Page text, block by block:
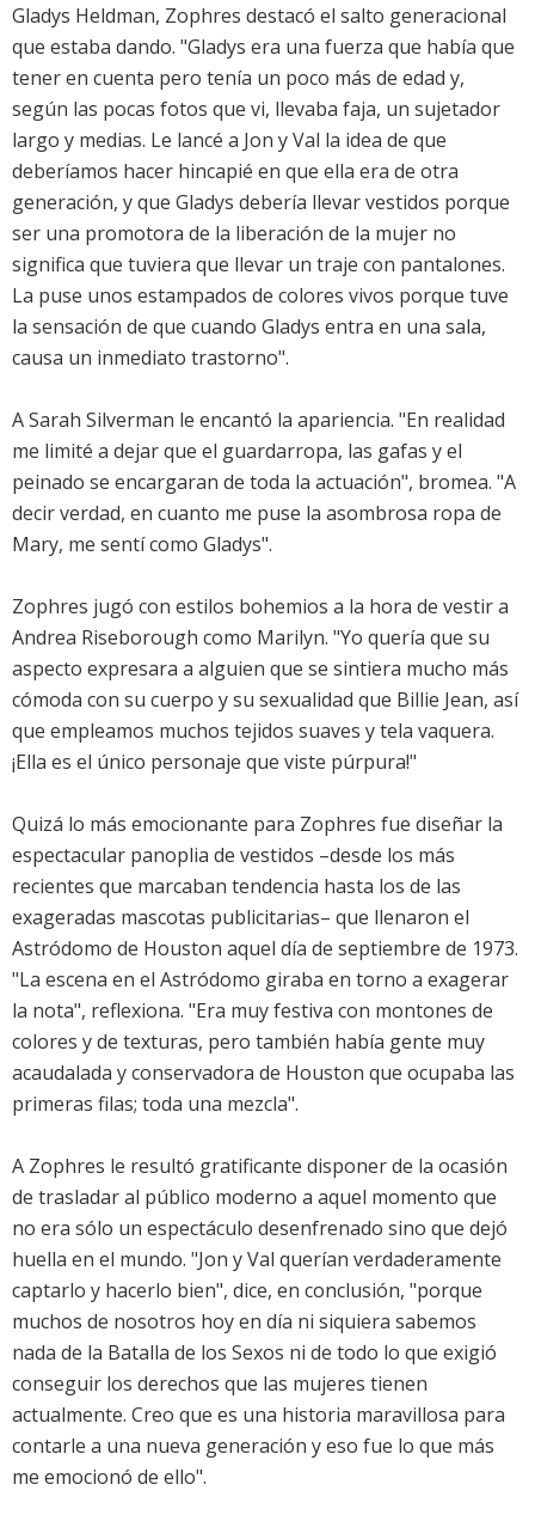
Gladys Heldman, Zophres destacó el salto generacional
que estaba dando. "Gladys era una fuerza que había que
tener en cuenta pero tenía un poco más de edad y,
según las pocas fotos que vi, llevaba faja, un sujetador
largo y medias. Le lancé a Jon y Val la idea de que
deberíamos hacer hincapié en que ella era de otra
generación, y que Gladys debería llevar vestidos porque
ser una promotora de la liberación de la mujer no
significa que tuviera que llevar un traje con pantalones.
La puse unos estampados de colores vivos porque tuve
la sensación de que cuando Gladys entra en una sala,
causa un inmediato trastorno".
A Sarah Silverman le encantó la apariencia. "En realidad
me limité a dejar que el guardarropa, las gafas y el
peinado se encargaran de toda la actuación", bromea. "A
decir verdad, en cuanto me puse la asombrosa ropa de
Mary, me sentí como Gladys".
Zophres jugó con estilos bohemios a la hora de vestir a
Andrea Riseborough como Marilyn. "Yo quería que su
aspecto expresara a alguien que se sintiera mucho más
cómoda con su cuerpo y su sexualidad que Billie Jean, así
que empleamos muchos tejidos suaves y tela vaquera.
¡Ella es el único personaje que viste púrpura!"
Quizá lo más emocionante para Zophres fue diseñar la
espectacular panoplia de vestidos –desde los más
recientes que marcaban tendencia hasta los de las
exageradas mascotas publicitarias– que llenaron el
Astródomo de Houston aquel día de septiembre de 1973.
"La escena en el Astródomo giraba en torno a exagerar
la nota", reflexiona. "Era muy festiva con montones de
colores y de texturas, pero también había gente muy
acaudalada y conservadora de Houston que ocupaba las
primeras filas; toda una mezcla".
A Zophres le resultó gratificante disponer de la ocasión
de trasladar al público moderno a aquel momento que
no era sólo un espectáculo desenfrenado sino que dejó
huella en el mundo. "Jon y Val querían verdaderamente
captarlo y hacerlo bien", dice, en conclusión, "porque
muchos de nosotros hoy en día ni siquiera sabemos
nada de la Batalla de los Sexos ni de todo lo que exigió
conseguir los derechos que las mujeres tienen
actualmente. Creo que es una historia maravillosa para
contarle a una nueva generación y eso fue lo que más
me emocionó de ello".